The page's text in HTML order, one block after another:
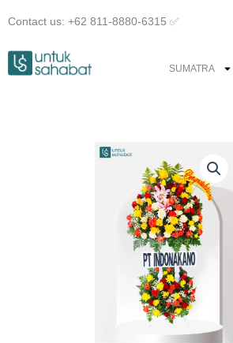
to
content
Contact us: +62 811-8880-6315 ✅︎
SUMATRA